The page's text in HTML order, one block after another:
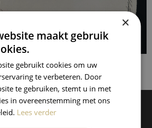
×
maakt gebruik
gebruikt cookies om uw
te verbeteren. Door
te gebruiken, stemt u in met
in overeenstemming met ons
Lees verder